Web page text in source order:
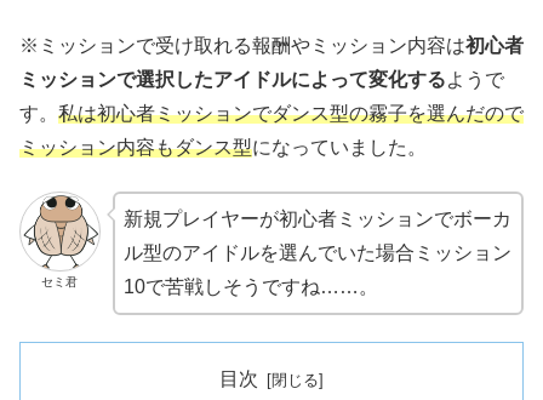
※ミッションで受け取れる報酬やミッション内容は初心者
ミッションで選択したアイドルによって変化するようで
す。 私は初心者ミッションでダンス型の霧子を選んだので
ミッション内容もダンス型になっていました。
セミ君
新規プレイヤーが初心者ミッションでボーカ
ル型のアイドルを選んでいた場合ミッション
10で苦戦しそうですね……。
目次